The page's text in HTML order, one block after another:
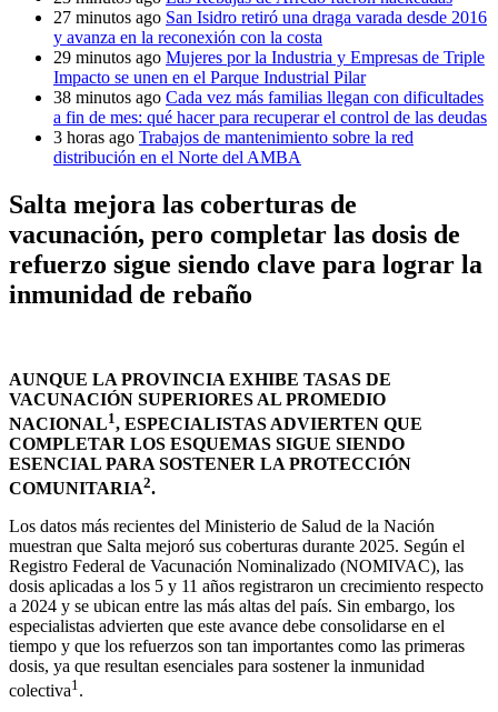
27 minutos ago San Isidro retiró una draga varada desde 2016
y avanza en la reconexión con la costa
29 minutos ago Mujeres por la Industria y Empresas de Triple
Impacto se unen en el Parque Industrial Pilar
38 minutos ago Cada vez más familias llegan con dificultades
a fin de mes: qué hacer para recuperar el control de las deudas
3 horas ago Trabajos de mantenimiento sobre la red
distribución en el Norte del AMBA
Salta mejora las coberturas de
vacunación, pero completar las dosis de
refuerzo sigue siendo clave para lograr la
inmunidad de rebaño
AUNQUE LA PROVINCIA EXHIBE TASAS DE
VACUNACIÓN SUPERIORES AL PROMEDIO
NACIONAL1, ESPECIALISTAS ADVIERTEN QUE
COMPLETAR LOS ESQUEMAS SIGUE SIENDO
ESENCIAL PARA SOSTENER LA PROTECCIÓN
COMUNITARIA2.
Los datos más recientes del Ministerio de Salud de la Nación
muestran que Salta mejoró sus coberturas durante 2025. Según el
Registro Federal de Vacunación Nominalizado (NOMIVAC), las
dosis aplicadas a los 5 y 11 años registraron un crecimiento respecto
a 2024 y se ubican entre las más altas del país. Sin embargo, los
especialistas advierten que este avance debe consolidarse en el
tiempo y que los refuerzos son tan importantes como las primeras
dosis, ya que resultan esenciales para sostener la inmunidad
colectiva1.